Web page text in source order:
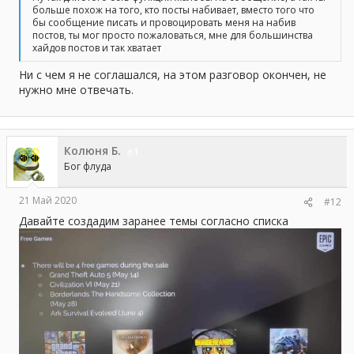
больше похож на того, кто посты набивает, вместо того что
бы сообщение писать и провоцировать меня на набив
постов, ты мог просто пожаловаться, мне для большинства
хайдов постов и так хватает
Ни с чем я не соглашался, на этом разговор окончен, не
нужно мне отвечать.
Колюня Б.
Бог флуда
21 Май 2020 #12
Давайте создадим заранее темы согласно списка